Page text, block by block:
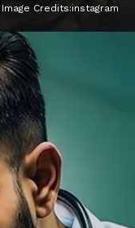
Image Credits:instagram